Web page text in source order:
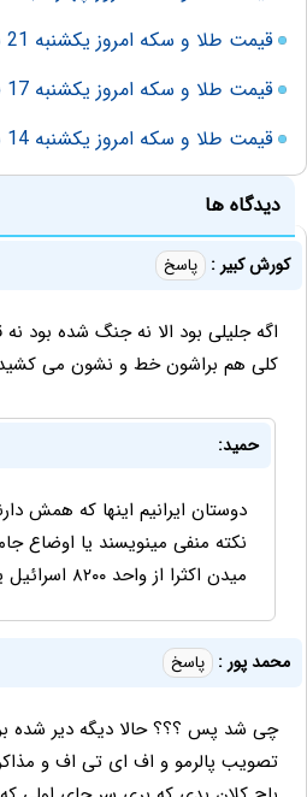
قیمت طلا و سکه امروز یکشنبه 21 بهمن 1403
قیمت طلا و سکه امروز یکشنبه 17 فروردین 1404
قیمت طلا و سکه امروز یکشنبه 14 بهمن 1403
دیدگاه ها
کورش کبیر : پاسخ
اگه جلیلی بود الا نه جنگ شده بود نه
کلی هم براشون خط و نشون می
حمید:
دوستان ایرانیم اینها که همش
نکته منفی مینویسند یا اوضاع
میدن اکثرا از واحد ۸۲۰۰ اسرائیل یا آلبانی نشین ها هستند
محمد پور : پاسخ
چی شد پس ؟؟؟ حالا دیگه دیر شده
تصویب پالرمو و اف ای تی اف و